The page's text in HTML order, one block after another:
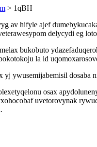
> 1qBH
av hifyle ajef
delycydi eg
bukobuto
la id
yj ywusemijabemisil
osax
uvetorovynak